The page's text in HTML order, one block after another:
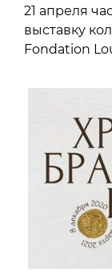
21 апреля
выставку
Fondation